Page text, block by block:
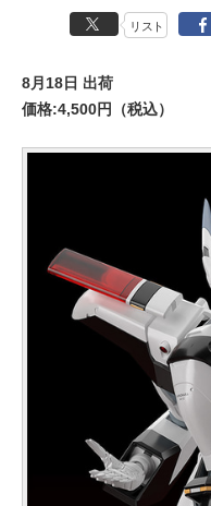
リスト
8月18日 出荷
価格:4,500円（税込）